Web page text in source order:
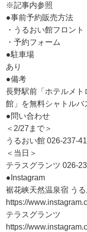
※記事内参照
●事前予約販売方法
・うるおい館フロント
・予約フォーム
●駐車場
あり
●備考
長野駅前「ホテルメト
館」を無料シャトルバ
●問い合わせ
＜2/27まで＞
うるおい館 026-237-
＜当日＞
テラスグランツ 026-
●Instagram
裾花峡天然温泉宿 う
https://
テラスグランツ
https://